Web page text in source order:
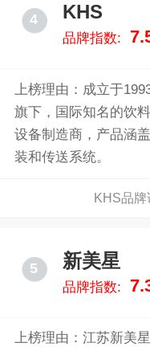
4 KHS
品牌指数:
上榜理由：成立于
旗下，国际知名的饮
设备制造商，产品涵
装和传送系统。
KHS品
5 新美星
品牌指数:
上榜理由：江苏新美